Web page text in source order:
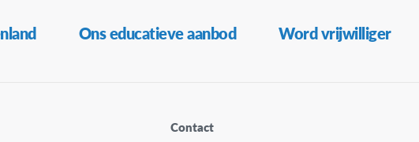
Ons educatieve aanbod Word vrijwilliger
Contact